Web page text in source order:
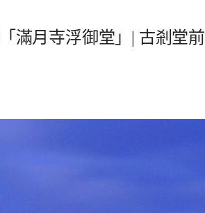
滿月寺浮御堂」| 古剎堂前